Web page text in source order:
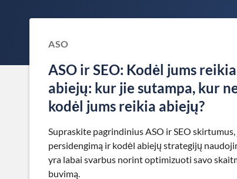
ASO
ASO ir SEO: Kodėl jums reikia
abiejų: kur jie sutampa, kur
kodėl jums reikia abiejų?
Supraskite pagrindinius ASO ir SEO skirtumus,
persidengimą ir kodėl abiejų strategijų
yra labai svarbus norint optimizuoti savo
buvimą.